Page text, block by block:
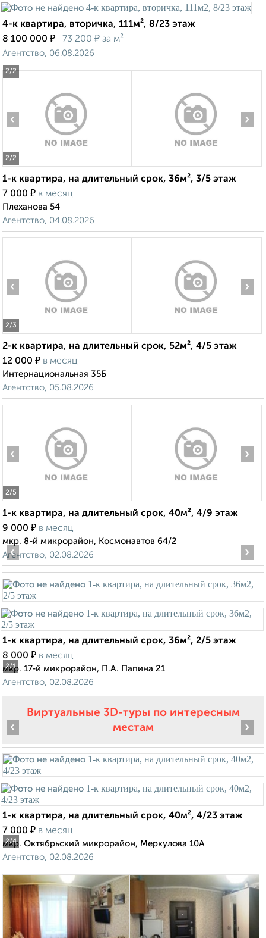
2/2
4-к квартира, вторичка, 111м², 8/23 этаж
8 100 000 ₽ 73 200 ₽ за м²
Агентство, 06.08.2026
2/2
‹ ›
1-к квартира, на длительный срок, 36м², 3/5 этаж
7 000 ₽ в месяц
Плеханова 54
Агентство, 04.08.2026
2/3
‹ ›
2-к квартира, на длительный срок, 52м², 4/5 этаж
12 000 ₽ в месяц
Интернациональная 35Б
Агентство, 05.08.2026
2/5
‹ ›
1-к квартира, на длительный срок, 40м², 4/9 этаж
9 000 ₽ в месяц
мкр. 8-й микрорайон, Космонавтов 64/2
Агентство, 02.08.2026
2/1
‹ ›
1-к квартира, на длительный срок, 36м², 2/5 этаж
8 000 ₽ в месяц
мкр. 17-й микрорайон, П.А. Папина 21
Агентство, 02.08.2026
Виртуальные 3D-туры по интересным
местам
2/4
‹ ›
1-к квартира, на длительный срок, 40м², 4/23 этаж
7 000 ₽ в месяц
мкр. Октябрьский микрорайон, Меркулова 10А
Агентство, 02.08.2026